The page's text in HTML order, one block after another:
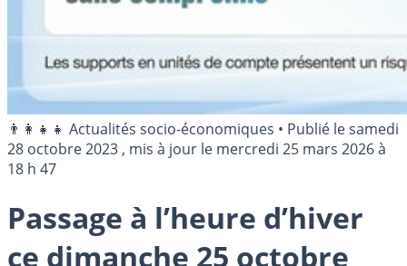
👨‍👩‍👧‍👧 Actualités socio-économiques • Publié lesamedi
28 octobre 2023 , mis à jour le mercredi 25 mars 2026 à
18 h 47
Passage à l’heure d’hiver
ce dimanche 25 octobre